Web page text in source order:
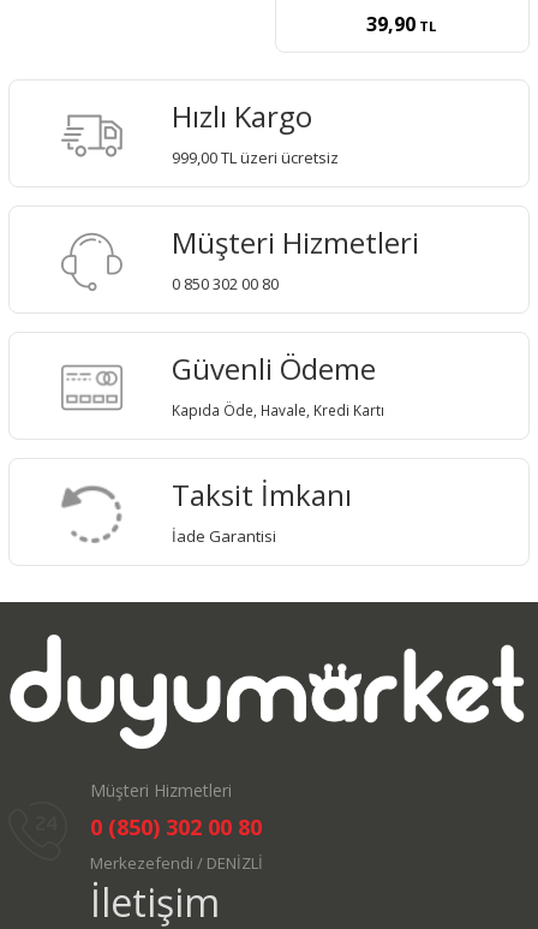
39,90TL
Hızlı Kargo
999,00 TL üzeri ücretsiz
Müşteri Hizmetleri
0 850 302 00 80
Güvenli Ödeme
Kapıda Öde, Havale, Kredi Kartı
Taksit İmkanı
İade Garantisi
Müşteri Hizmetleri
0 (850) 302 00 80
Merkezefendi / DENİZLİ
İletişim